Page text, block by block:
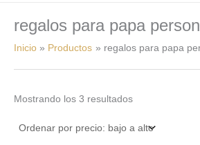
regalos para papa
Inicio Productos regalos para papa
Mostrando los 3 resultados